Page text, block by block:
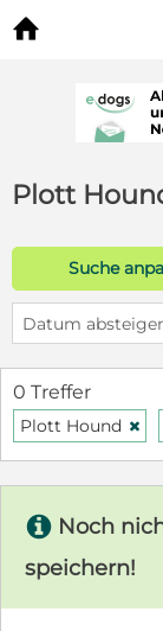

Plott
Suche
Datum
0 Treffer
Plott Hound H
s Noch
speichern!